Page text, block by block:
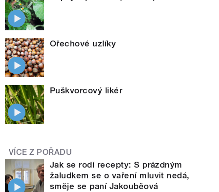
Ořechové uzlíky
Puškvorcový likér
VÍCE Z POŘADU
Jak se rodí recepty: S prázdným
žaludkem se o vaření mluvit nedá,
směje se paní Jakouběová